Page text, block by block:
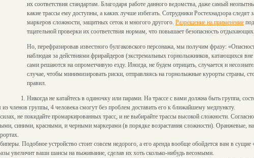
их соответствия стандартам. Благодаря работе данного ведомства, даже самый
какие трассы ему доступны, а каких лучше избегать. Сотрудники Ростехнадзора следят
маркеров сложности, защитных сеток и многого другого. Разрешение на применение
тщательной проверки их соответствия нормам, что повышает безопасность отдыхающих.
Но, перефразировав известного булгаковского персонажа, мы получим фразу:
наблюдая за действиями фрирайдеров (экстремальных горнолыжников, катающихся
сами решаются на опрометчивую езду. Иногда, не будем отрицать, случается и
случае, чтобы минимизировать риски, отправляясь на горнолыжные курорты страны,
правил.
Никогда не катайтесь в одиночку или парами. На трассе с вами должна быть группа,
членов группы, 4 человека смогут без проблем доставить его к ближайшему медпункту.
не покидайте промаркированных трасс, и не выбирайте трассы высокой сложности.
синими, красными, и черными маркерами (в порядке возрастания сложности). Оранжевые,
Подобное устройство стоит совсем недорого, а его аренда вообще обойдется вам в сущие
увеличит ваши шансы на выживание, сделав их хоть сколько-нибудь весомыми.